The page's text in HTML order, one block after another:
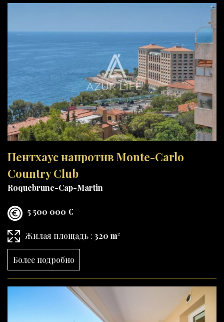
Пентхаус напротив Monte-Carlo
Country Club
Roquebrune-Cap-Martin
5 500 000 €
Жилая площадь : 320 m²
Более подробно